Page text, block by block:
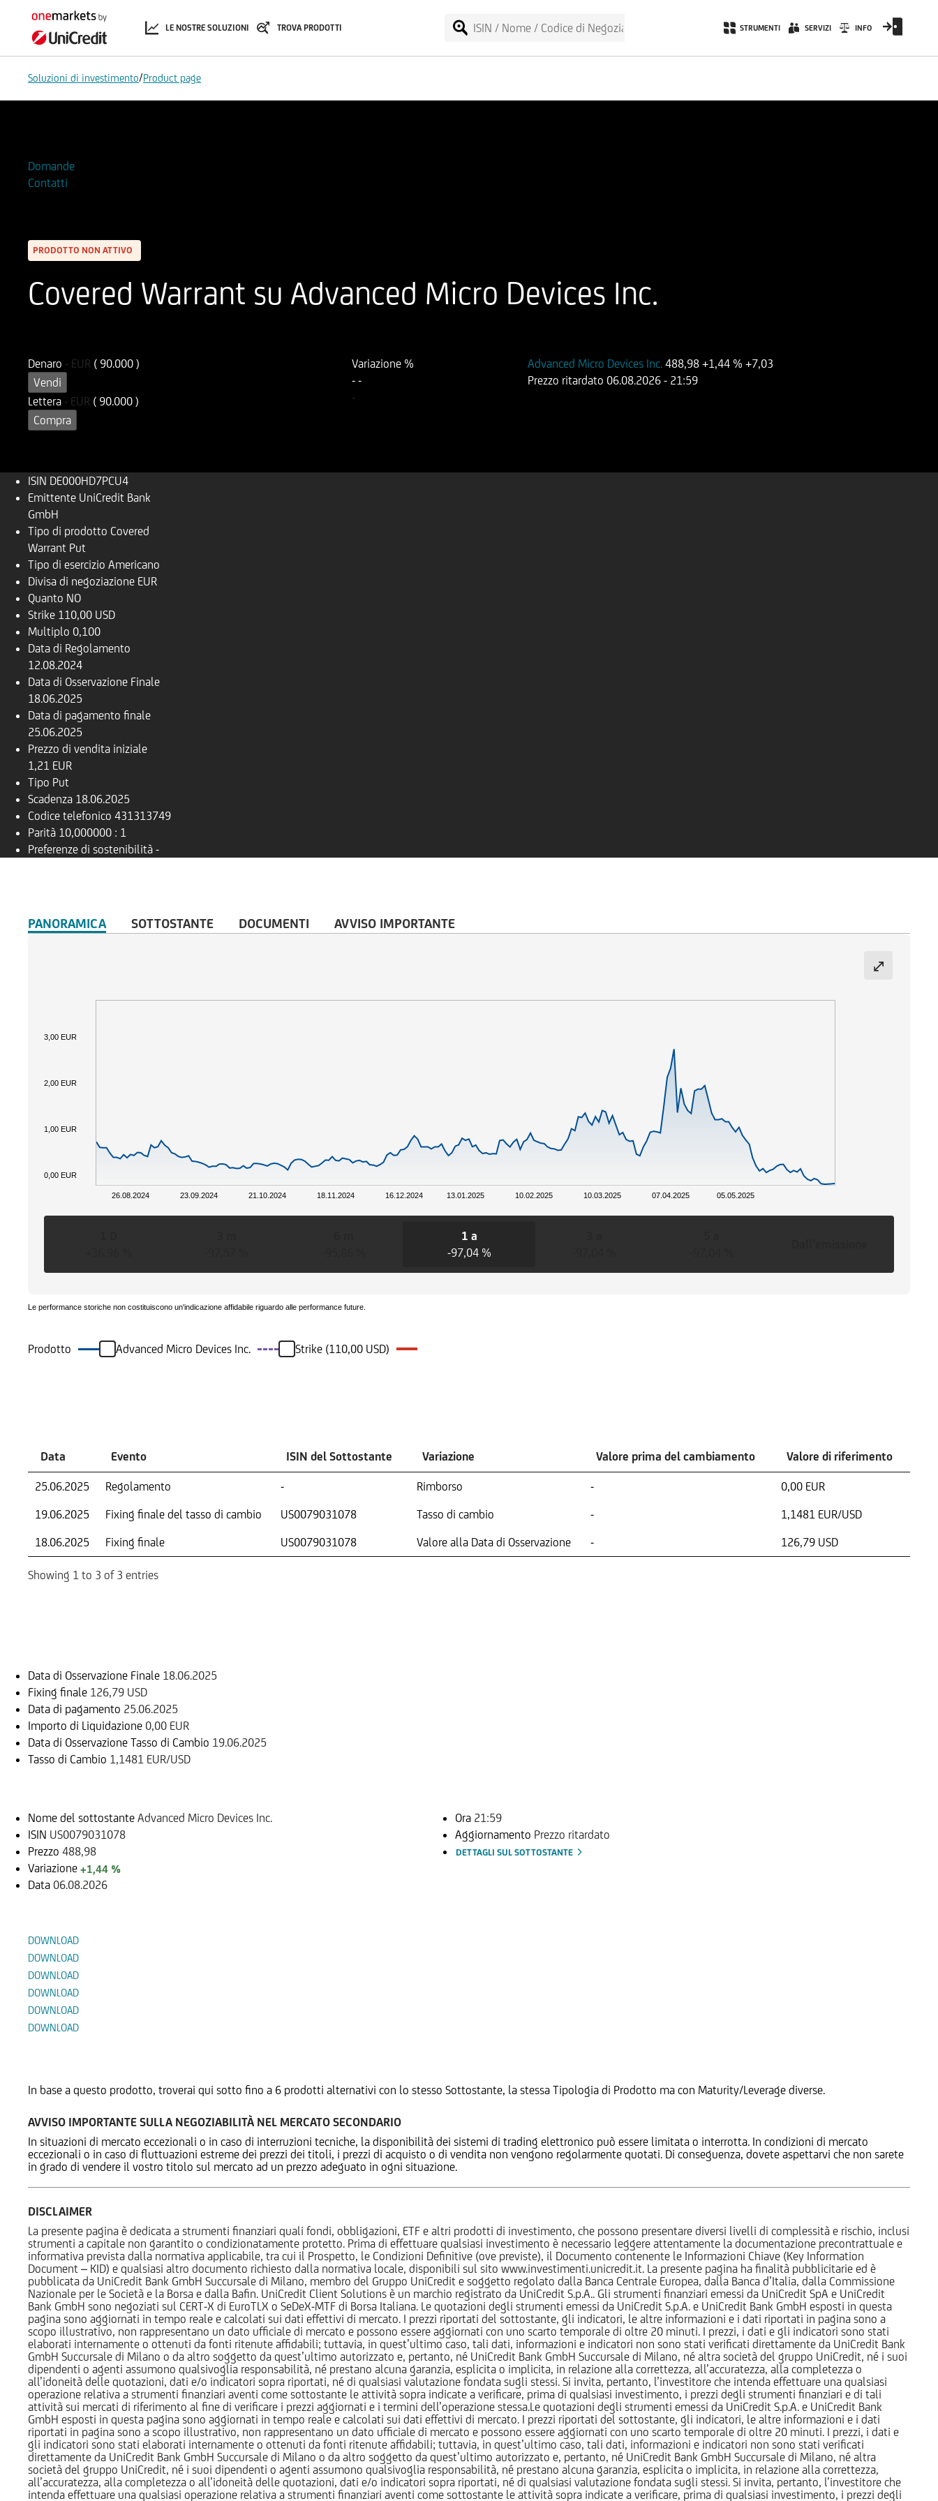
LE NOSTRE SOLUZIONI TROVA PRODOTTI STRUMENTI SERVIZI INFO
Soluzioni di investimento/Product page
Domande
Contatti
PRODOTTO NON ATTIVO
Covered Warrant su Advanced Micro Devices Inc.
Denaro - EUR ( 90.000 )
Vendi
Lettera - EUR ( 90.000 )
Compra
Variazione %
--
-
Advanced Micro Devices Inc.488,98+1,44 %+7,03
Prezzo ritardato 06.08.2026 - 21:59
ISIN DE000HD7PCU4
Emittente UniCredit Bank
GmbH
Tipo di prodotto Covered
Warrant Put
Tipo di esercizio Americano
Divisa di negoziazione EUR
Quanto NO
Strike 110,00 USD
Multiplo 0,100
Data di Regolamento
12.08.2024
Data di Osservazione Finale
18.06.2025
Data di pagamento finale
25.06.2025
Prezzo di vendita iniziale
1,21 EUR
Tipo Put
Scadenza 18.06.2025
Codice telefonico 431313749
Parità 10,000000 : 1
Preferenze di sostenibilità -
PANORAMICA SOTTOSTANTE DOCUMENTI AVVISO IMPORTANTE
26.08.2024 23.09.2024 21.10.2024 18.11.2024 16.12.2024 13.01.2025 10.02.2025 10.03.2025 07.04.2025 05.05.2025
0,00 EUR
1,00 EUR
2,00 EUR
3,00 EUR
1 a
-97,04 %
Le performance storiche non costituiscono un'indicazione affidabile riguardo alle performance future.
Prodotto Advanced Micro Devices Inc. Strike (110,00 USD)
Data Evento ISIN del Sottostante Variazione Valore prima del cambiamento Valore di riferimento
25.06.2025 Regolamento - Rimborso -
0,00 EUR
19.06.2025
Fixing finale del tasso di cambio US0079031078 Tasso di cambio -
1,1481 EUR/USD
18.06.2025
Fixing finale US0079031078 Valore alla Data di Osservazione - 126,79 USD
Showing 1 to 3 of 3 entries
Data di Osservazione Finale 18.06.2025
Fixing finale 126,79 USD
Data di pagamento 25.06.2025
Importo di Liquidazione 0,00 EUR
Data di Osservazione Tasso di Cambio 19.06.2025
Tasso di Cambio 1,1481 EUR/USD
Nome del sottostante Advanced Micro Devices Inc.
ISIN US0079031078
Prezzo 488,98
Variazione +1,44 %
Data 06.08.2026
Ora 21:59
Aggiornamento Prezzo ritardato
DETTAGLI SUL SOTTOSTANTE
DOWNLOAD
DOWNLOAD
DOWNLOAD
DOWNLOAD
DOWNLOAD
DOWNLOAD
In base a questo prodotto, troverai qui sotto fino a 6 prodotti alternativi con lo stesso Sottostante, la stessa Tipologia di Prodotto ma con Maturity/Leverage diverse.
AVVISO IMPORTANTE SULLA NEGOZIABILITÀ NEL MERCATO SECONDARIO
In situazioni di mercato eccezionali o in caso di interruzioni tecniche, la disponibilità dei sistemi di trading elettronico può essere limitata o interrotta. In condizioni di mercato
eccezionali o in caso di fluttuazioni estreme dei prezzi dei titoli, i prezzi di acquisto o di vendita non vengono regolarmente quotati. Di conseguenza, dovete aspettarvi che non sarete
in grado di vendere il vostro titolo sul mercato ad un prezzo adeguato in ogni situazione.
DISCLAIMER
La presente pagina è dedicata a strumenti finanziari quali fondi, obbligazioni, ETF e altri prodotti di investimento, che possono presentare diversi livelli di complessità e rischio, inclusi
strumenti a capitale non garantito o condizionatamente protetto. Prima di effettuare qualsiasi investimento è necessario leggere attentamente la documentazione precontrattuale e
informativa prevista dalla normativa applicabile, tra cui il Prospetto, le Condizioni Definitive (ove previste), il Documento contenente le Informazioni Chiave (Key Information
Document – KID) e qualsiasi altro documento richiesto dalla normativa locale, disponibili sul sito www.investimenti.unicredit.it. La presente pagina ha finalità pubblicitarie ed è
pubblicata da UniCredit Bank GmbH Succursale di Milano, membro del Gruppo UniCredit e soggetto regolato dalla Banca Centrale Europea, dalla Banca d’Italia, dalla Commissione
Nazionale per le Società e la Borsa e dalla Bafin. UniCredit Client Solutions è un marchio registrato da UniCredit S.p.A.. Gli strumenti finanziari emessi da UniCredit SpA e UniCredit
Bank GmbH sono negoziati sul CERT-X di EuroTLX o SeDeX-MTF di Borsa Italiana. Le quotazioni degli strumenti emessi da UniCredit S.p.A. e UniCredit Bank GmbH esposti in questa
pagina sono aggiornati in tempo reale e calcolati sui dati effettivi di mercato. I prezzi riportati del sottostante, gli indicatori, le altre informazioni e i dati riportati in pagina sono a
scopo illustrativo, non rappresentano un dato ufficiale di mercato e possono essere aggiornati con uno scarto temporale di oltre 20 minuti. I prezzi, i dati e gli indicatori sono stati
elaborati internamente o ottenuti da fonti ritenute affidabili; tuttavia, in quest’ultimo caso, tali dati, informazioni e indicatori non sono stati verificati direttamente da UniCredit Bank
GmbH Succursale di Milano o da altro soggetto da quest’ultimo autorizzato e, pertanto, né UniCredit Bank GmbH Succursale di Milano, né altra società del gruppo UniCredit, né i suoi
dipendenti o agenti assumono qualsivoglia responsabilità, né prestano alcuna garanzia, esplicita o implicita, in relazione alla correttezza, all’accuratezza, alla completezza o
all’idoneità delle quotazioni, dati e/o indicatori sopra riportati, né di qualsiasi valutazione fondata sugli stessi. Si invita, pertanto, l’investitore che intenda effettuare una qualsiasi
operazione relativa a strumenti finanziari aventi come sottostante le attività sopra indicate a verificare, prima di qualsiasi investimento, i prezzi degli strumenti finanziari e di tali
attività sui mercati di riferimento al fine di verificare i prezzi aggiornati e i termini dell’operazione stessa.Le quotazioni degli strumenti emessi da UniCredit S.p.A. e UniCredit Bank
GmbH esposti in questa pagina sono aggiornati in tempo reale e calcolati sui dati effettivi di mercato. I prezzi riportati del sottostante, gli indicatori, le altre informazioni e i dati
riportati in pagina sono a scopo illustrativo, non rappresentano un dato ufficiale di mercato e possono essere aggiornati con uno scarto temporale di oltre 20 minuti. I prezzi, i dati e
gli indicatori sono stati elaborati internamente o ottenuti da fonti ritenute affidabili; tuttavia, in quest’ultimo caso, tali dati, informazioni e indicatori non sono stati verificati
direttamente da UniCredit Bank GmbH Succursale di Milano o da altro soggetto da quest’ultimo autorizzato e, pertanto, né UniCredit Bank GmbH Succursale di Milano, né altra
società del gruppo UniCredit, né i suoi dipendenti o agenti assumono qualsivoglia responsabilità, né prestano alcuna garanzia, esplicita o implicita, in relazione alla correttezza,
all’accuratezza, alla completezza o all’idoneità delle quotazioni, dati e/o indicatori sopra riportati, né di qualsiasi valutazione fondata sugli stessi. Si invita, pertanto, l’investitore che
intenda effettuare una qualsiasi operazione relativa a strumenti finanziari aventi come sottostante le attività sopra indicate a verificare, prima di qualsiasi investimento, i prezzi degli